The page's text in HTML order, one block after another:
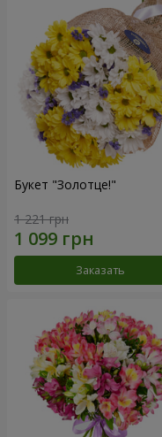
Букет "Золотце!"
1 221 грн
Заказать